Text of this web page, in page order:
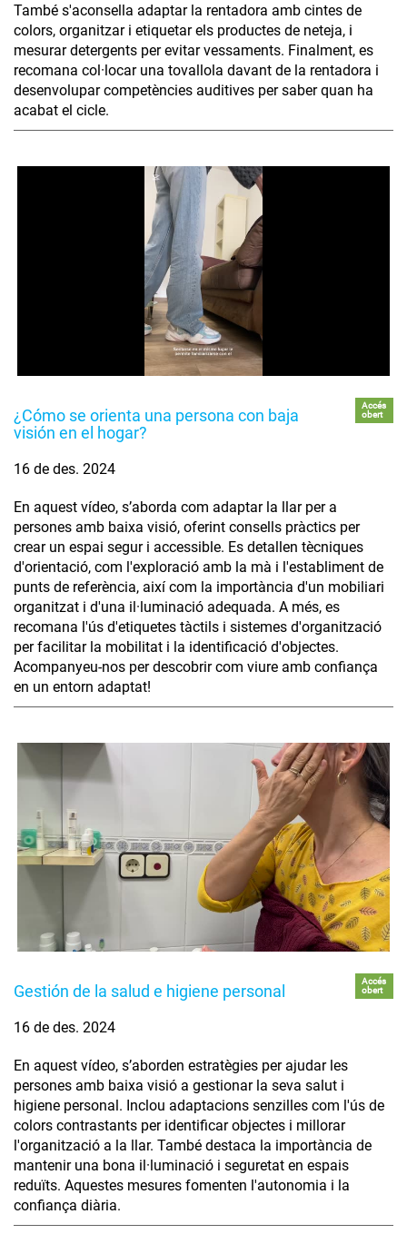
També s'aconsella adaptar la rentadora amb cintes de
colors, organitzar i etiquetar els productes de neteja, i
mesurar detergents per evitar vessaments. Finalment, es
recomana col·locar una tovallola davant de la rentadora i
desenvolupar competències auditives per saber quan ha
acabat el cicle.
¿Cómo se orienta una persona con baja
visión en el hogar?
Accés
obert
16 de des. 2024
En aquest vídeo, s’aborda com adaptar la llar per a
persones amb baixa visió, oferint consells pràctics per
crear un espai segur i accessible. Es detallen tècniques
d'orientació, com l'exploració amb la mà i l'establiment de
punts de referència, així com la importància d'un mobiliari
organitzat i d'una il·luminació adequada. A més, es
recomana l'ús d'etiquetes tàctils i sistemes d'organització
per facilitar la mobilitat i la identificació d'objectes.
Acompanyeu-nos per descobrir com viure amb confiança
en un entorn adaptat!
Gestión de la salud e higiene personal
Accés
obert
16 de des. 2024
En aquest vídeo, s’aborden estratègies per ajudar les
persones amb baixa visió a gestionar la seva salut i
higiene personal. Inclou adaptacions senzilles com l'ús de
colors contrastants per identificar objectes i millorar
l'organització a la llar. També destaca la importància de
mantenir una bona il·luminació i seguretat en espais
reduïts. Aquestes mesures fomenten l'autonomia i la
confiança diària.